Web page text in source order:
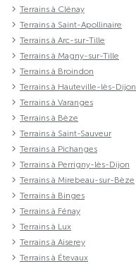
Terrains à Clénay
Terrains à Saint-Apollinaire
Terrains à Arc-sur-Tille
Terrains à Magny-sur-Tille
Terrains à Broindon
Terrains à Hauteville-lès-Dijon
Terrains à Varanges
Terrains à Bèze
Terrains à Saint-Sauveur
Terrains à Pichanges
Terrains à Perrigny-lès-Dijon
Terrains à Mirebeau-sur-Bèze
Terrains à Binges
Terrains à Fénay
Terrains à Lux
Terrains à Aiserey
Terrains à Étevaux